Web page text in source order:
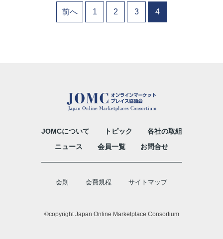
前へ 1 2 3 4
JOMCについて トピック
各社の取組
ニュース
会員一覧 お問合せ
会則 会費規程 サイトマップ
©copyright Japan Online Marketplace Consortium